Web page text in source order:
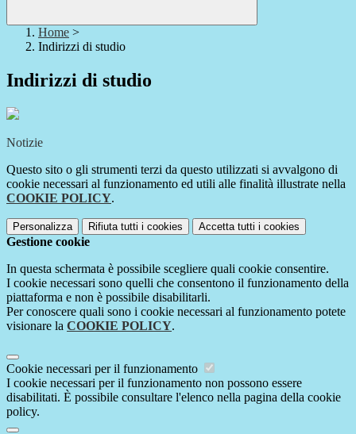
Home >
Indirizzi di studio
Indirizzi di studio
Notizie
Questo sito o gli strumenti terzi da questo utilizzati si avvalgono di
cookie necessari al funzionamento ed utili alle finalità illustrate nella
COOKIE POLICY.
Personalizza Rifiuta tutti i cookies Accetta tutti i cookies
Gestione cookie
In questa schermata è possibile scegliere quali cookie consentire.
I cookie necessari sono quelli che consentono il funzionamento della
piattaforma e non è possibile disabilitarli.
Per conoscere quali sono i cookie necessari al funzionamento potete
visionare la COOKIE POLICY.
Cookie necessari per il funzionamento
I cookie necessari per il funzionamento non possono essere
disabilitati. È possibile consultare l'elenco nella pagina della cookie
policy.